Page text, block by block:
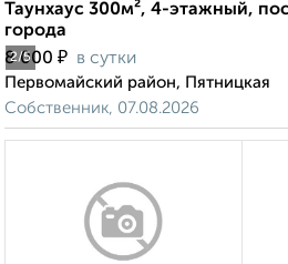
2/5
Таунхаус 300м², 4-этажный,
города
8 000 ₽ в сутки
Первомайский район, Пятницкая
Собственник, 07.08.2026